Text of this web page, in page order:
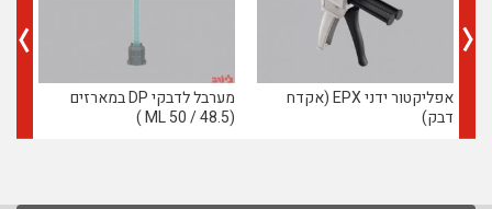
אפליקטור ידני EPX (אקדח
דבק)
מערבל לדבקי DP במארזים
(48.5 / 50 ML )